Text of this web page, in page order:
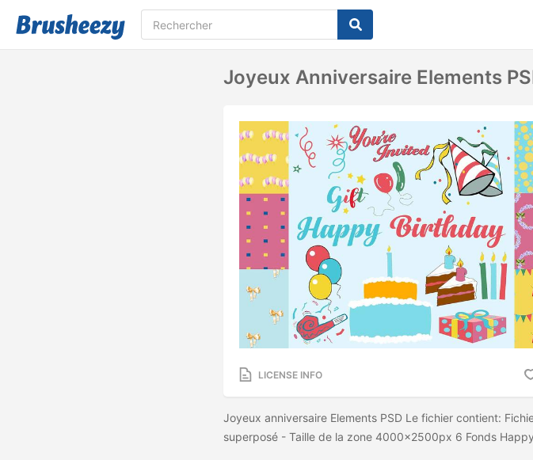
Joyeux Anniversaire Elements
LICENSE INFO
Joyeux anniversaire Elements PSD Le fichier contient:
superposé - Taille de la zone 4000x2500px 6 Fonds Happy